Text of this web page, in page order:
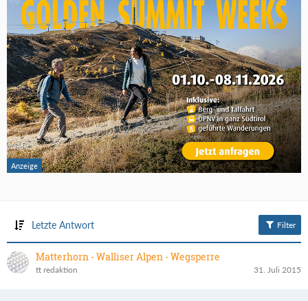
Letzte Antwort Filter
Matterhorn - Walliser Alpen - Wegsperre
tt redaktion 31. Juli 2015